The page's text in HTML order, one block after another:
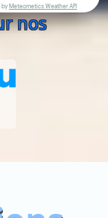
by Meteometics Weather API
nos